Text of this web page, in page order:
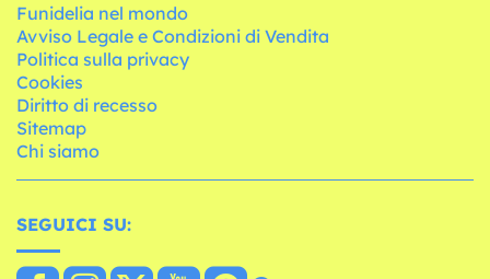
Funidelia nel mondo
Avviso Legale e Condizioni di Vendita
Politica sulla privacy
Cookies
Diritto di recesso
Sitemap
Chi siamo
SEGUICI SU: